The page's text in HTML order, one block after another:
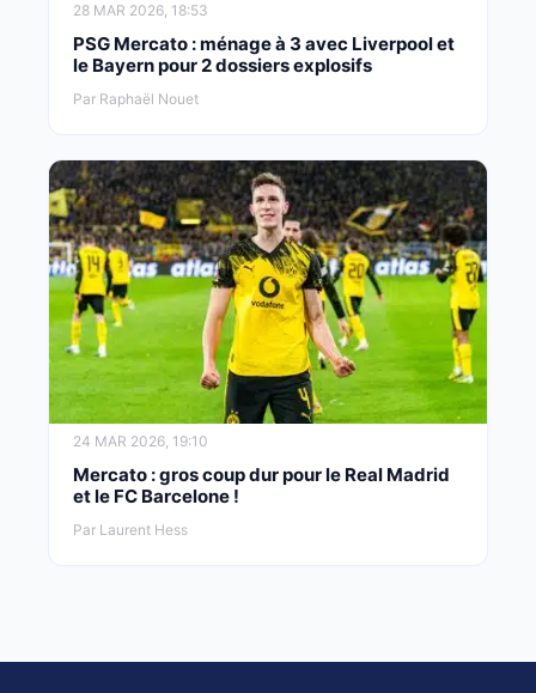
28 MAR 2026, 18:53
PSG Mercato : ménage à 3 avec Liverpool et
le Bayern pour 2 dossiers explosifs
Par Raphaël Nouet
24 MAR 2026, 19:10
Mercato : gros coup dur pour le Real Madrid
et le FC Barcelone !
Par Laurent Hess